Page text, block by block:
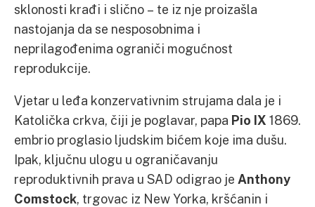
sklonosti krađi i slično – te iz nje proizašla
nastojanja da se nesposobnima i
neprilagođenima ograniči mogućnost
reprodukcije.
Vjetar u leđa konzervativnim strujama dala je i
Katolička crkva, čiji je poglavar, papa Pio IX 1869.
embrio proglasio ljudskim bićem koje ima dušu.
Ipak, ključnu ulogu u ograničavanju
reproduktivnih prava u SAD odigrao je Anthony
Comstock, trgovac iz New Yorka, kršćanin i